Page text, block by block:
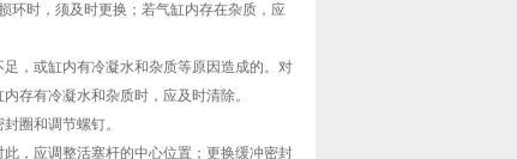
时，须及时更换；若气缸内存在杂质，应
，或缸内有冷凝水和杂质等原因造成的。对
存有冷凝水和杂质时，应及时清除。
圈和调节螺钉。
，应调整活塞杆的中心位置；更换缓冲密封